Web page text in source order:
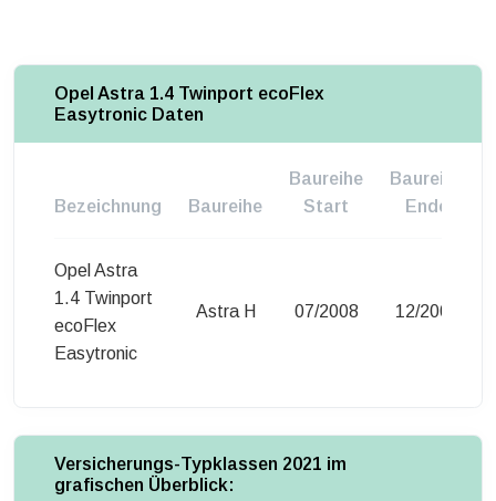
Opel Astra 1.4 Twinport ecoFlex
Easytronic Daten
Bezeichnung Baureihe
Baureihe
Start
Baureihe
Ende
Opel Astra
1.4 Twinport
ecoFlex
Easytronic
Astra H 07/2008 12/2008
Versicherungs-Typklassen 2021 im
grafischen Überblick: